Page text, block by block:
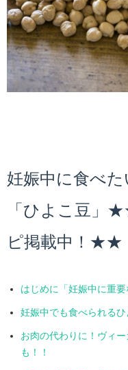
妊娠中に食べ
「ひよこ豆」
ピ掲載中！★★
はじめに「妊娠中に重要
妊娠中でも食べられる
お肉の代わりに！ヴィ
も！！